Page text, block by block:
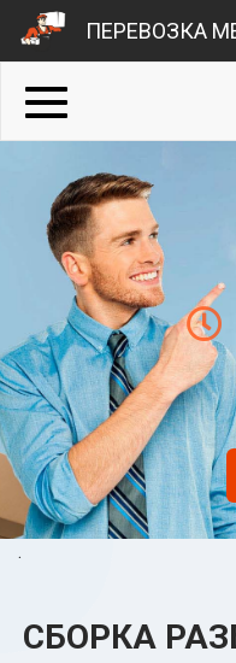
ПЕРЕВОЗКА
.
СБОРКА